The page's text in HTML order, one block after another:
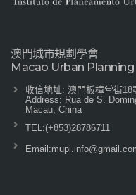
澳門城市規劃學會
Macao Urban
收信地址: 澳門板樟堂街18
Address: Rua de S.
Macau, China
TEL:(+853)28786711
Email: